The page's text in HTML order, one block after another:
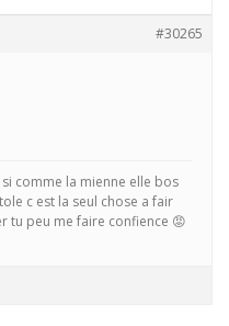
#30265
comme la mienne elle bos
c est la seul chose a fair
tu peu me faire confience 😡